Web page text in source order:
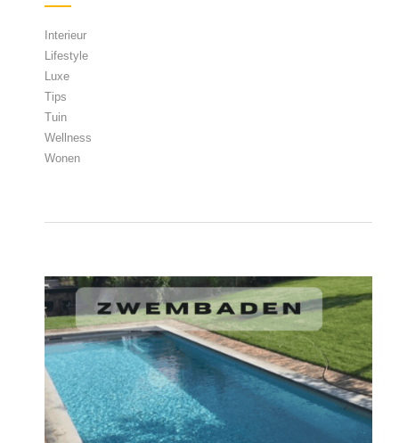
Interieur
Lifestyle
Luxe
Tips
Tuin
Wellness
Wonen